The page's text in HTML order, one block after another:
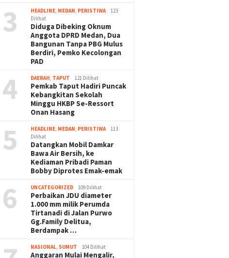
3 HEADLINE, MEDAN, PERISTIWA
123
Dilihat
Diduga Dibeking Oknum
Anggota DPRD Medan, Dua
Bangunan Tanpa PBG Mulus
Berdiri, Pemko Kecolongan
PAD
4 DAERAH, TAPUT 121 Dilihat
Pemkab Taput Hadiri Puncak
Kebangkitan Sekolah
Minggu HKBP Se-Ressort
Onan Hasang
5 HEADLINE, MEDAN, PERISTIWA
113
Dilihat
Datangkan Mobil Damkar
Bawa Air Bersih, ke
Kediaman Pribadi Paman
Bobby Diprotes Emak-emak
6 UNCATEGORIZED 109 Dilihat
Perbaikan JDU diameter
1.000 mm milik Perumda
Tirtanadi di Jalan Purwo
Gg.Family Delitua,
Berdampak …
NASIONAL, SUMUT 104 Dilihat
Anggaran Mulai Mengalir,